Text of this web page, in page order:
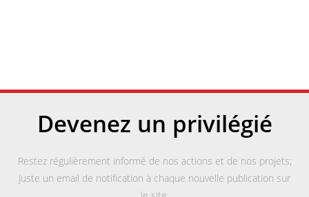
Devenez un privilégié
Restez régulièrement informé de nos actions et de nos projets;
Juste un email de notification à chaque nouvelle publication sur